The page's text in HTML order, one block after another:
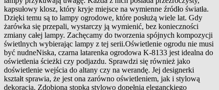
kapsułowy klosz, który kryje miejsce na wymienne źródło światła.
Dzięki temu są to lampy ogrodowe, które posłużą wiele lat. Gdy
żarówka się przepali, wystarczy ją wymienić, bez konieczności
zmiany całej lampy. Zachęcamy do tworzenia spójnych kompozycji
świetlnych wybierając lampy z tej serii.Oświetlenie ogrodu nie musi
być nudneNiska, czarna latarenka ogrodowa K-8133 jest idealna do
oświetlenia ścieżki czy podjazdu. Sprawdzi się również jako
doświetlenie wejścia do altany czy na werandę. Jej designerki
kształt sprawia, że jest ona zarówno oświetleniem, jak i stylową
dekoracją. Zdobiona stopka stylowo dopełnia eleganckiego